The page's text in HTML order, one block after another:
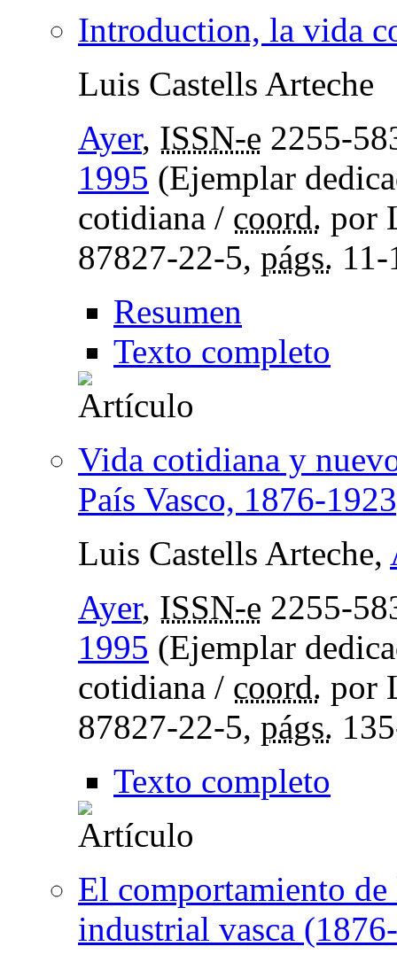
Introduction, la vida
Luis Castells Arteche
Ayer, ISSN-e 2255-
1995 (Ejemplar
cotidiana / coord. por
87827-22-5, págs. 11-
Resumen
Texto completo
Vida cotidiana y
País Vasco, 1876-
Luis Castells Arteche,
Ayer, ISSN-e 2255-
1995 (Ejemplar
cotidiana / coord. por
87827-22-5, págs.
Texto completo
El comportamiento de
industrial vasca